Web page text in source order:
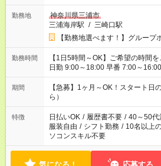
勤務地
神奈川県三浦市
三浦海岸駅 / 三崎口駅
【勤務地選べます！】グループ
勤務時間
【1日5時間～OK】ご希望の時間をご相談
日勤 9:00～18:00 早番 7:00～
短 10:00～15:00 上記はあくまで一例です。 「夕方までには帰宅
しておきたい」 「朝はゆっくりの
間を有効に使いたい」 など、ご希
ね。
期間
【急募】1ヶ月～OK！スタート日
ら）
特徴 日払いOK / 履歴書不要 / 40～50代
服装自由 / シフト勤務 / 10名以上
ソコンスキル不要